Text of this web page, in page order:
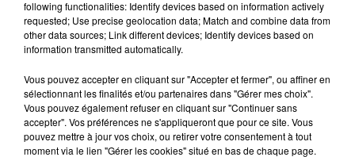
SIA
Elastic Heart
TEMPER CITY
Self Aware
following functionalities: Identify devices based on information actively
requested; Use precise geolocation data; Match and combine data from
other data sources; Link different devices; Identify devices based on
information transmitted automatically.
Vous pouvez accepter en cliquant sur "Accepter et fermer", ou affiner en
sélectionnant les finalités et/ou partenaires dans "Gérer mes choix".
Vous pouvez également refuser en cliquant sur "Continuer sans
accepter". Vos préférences ne s'appliqueront que pour ce site. Vous
pouvez mettre à jour vos choix, ou retirer votre consentement à tout
moment via le lien "Gérer les cookies" situé en bas de chaque page.